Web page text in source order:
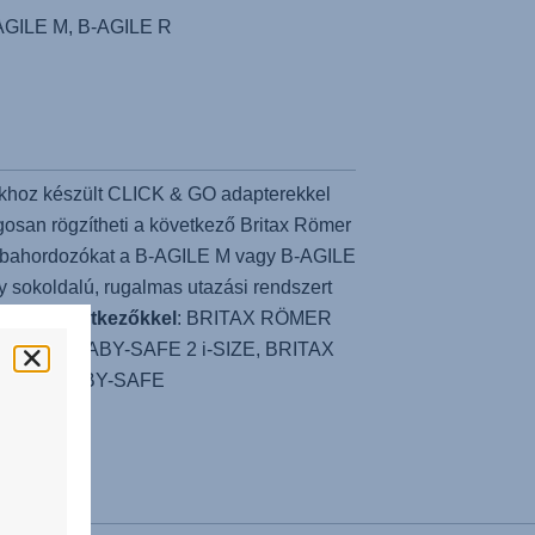
M, B-AGILE R
készült CLICK & GO adapterekkel
rögzítheti a következő Britax Römer
a B-AGILE M vagy B-AGILE
sokoldalú, rugalmas utazási rendszert
a következőkkel : BRITAX RÖMER
BABY-SAFE 2 i-SIZE, BRITAX
BABY-SAFE